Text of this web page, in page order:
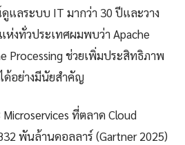
ลระบบ IT มากว่า 30 ปีและวาง
ห่งทั่วประเทศผมพบว่า Apache
Processing ช่วยเพิ่มประสิทธิภาพ
ด้อย่างมีนัยสำคัญ
ที่ตลาด Cloud
พันล้านดอลลาร์ (Gartner 2025)